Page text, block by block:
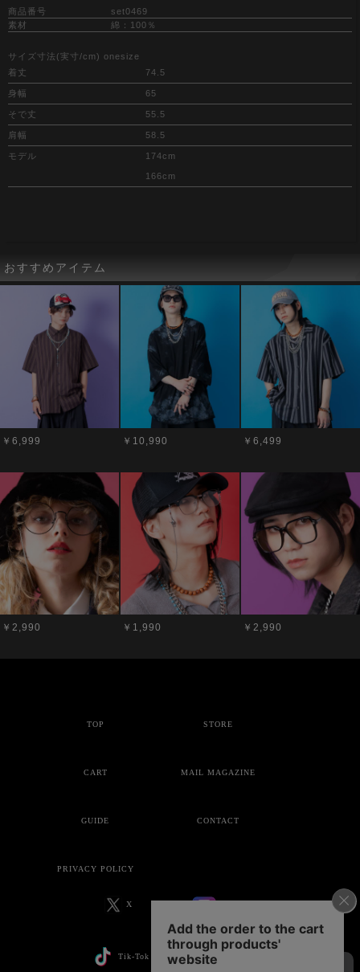
商品番号
set0469
素材
綿：100％
サイズ寸法(実寸/cm) onesize
着丈
74.5
身幅 65
そで丈 55.5
肩幅 58.5
モデル 174cm
166cm
おすすめアイテム
￥6,999 ￥10,990 ￥6,499
￥2,990 ￥1,990 ￥2,990
TOP STORE
CART MAIL MAGAZINE
GUIDE CONTACT
PRIVACY POLICY
X
Tik-Tok